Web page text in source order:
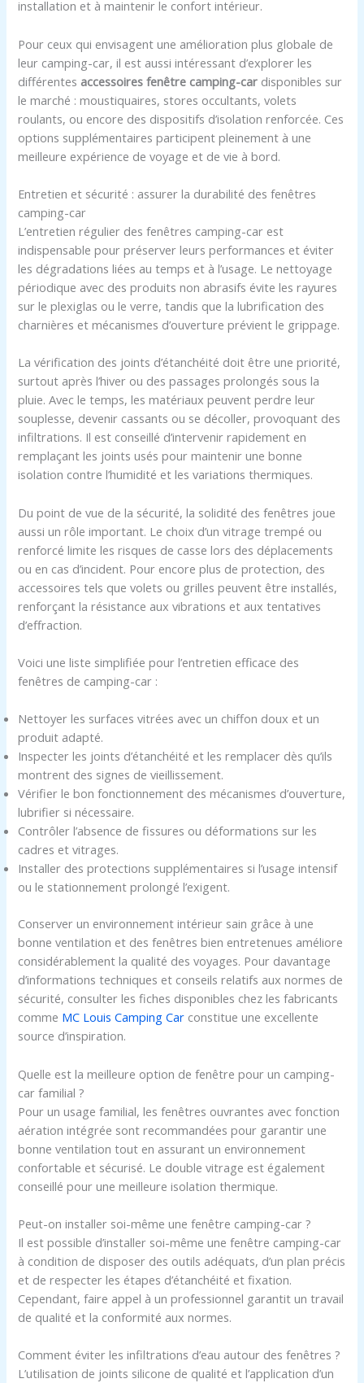
installation et à maintenir le confort intérieur.
Pour ceux qui envisagent une amélioration plus globale de
leur camping-car, il est aussi intéressant d’explorer les
différentes accessoires fenêtre camping-car disponibles sur
le marché : moustiquaires, stores occultants, volets
roulants, ou encore des dispositifs d’isolation renforcée. Ces
options supplémentaires participent pleinement à une
meilleure expérience de voyage et de vie à bord.
Entretien et sécurité : assurer la durabilité des fenêtres
camping-car
L’entretien régulier des fenêtres camping-car est
indispensable pour préserver leurs performances et éviter
les dégradations liées au temps et à l’usage. Le nettoyage
périodique avec des produits non abrasifs évite les rayures
sur le plexiglas ou le verre, tandis que la lubrification des
charnières et mécanismes d’ouverture prévient le grippage.
La vérification des joints d’étanchéité doit être une priorité,
surtout après l’hiver ou des passages prolongés sous la
pluie. Avec le temps, les matériaux peuvent perdre leur
souplesse, devenir cassants ou se décoller, provoquant des
infiltrations. Il est conseillé d’intervenir rapidement en
remplaçant les joints usés pour maintenir une bonne
isolation contre l’humidité et les variations thermiques.
Du point de vue de la sécurité, la solidité des fenêtres joue
aussi un rôle important. Le choix d’un vitrage trempé ou
renforcé limite les risques de casse lors des déplacements
ou en cas d’incident. Pour encore plus de protection, des
accessoires tels que volets ou grilles peuvent être installés,
renforçant la résistance aux vibrations et aux tentatives
d’effraction.
Voici une liste simplifiée pour l’entretien efficace des
fenêtres de camping-car :
Nettoyer les surfaces vitrées avec un chiffon doux et un
produit adapté.
Inspecter les joints d’étanchéité et les remplacer dès qu’ils
montrent des signes de vieillissement.
Vérifier le bon fonctionnement des mécanismes d’ouverture,
lubrifier si nécessaire.
Contrôler l’absence de fissures ou déformations sur les
cadres et vitrages.
Installer des protections supplémentaires si l’usage intensif
ou le stationnement prolongé l’exigent.
Conserver un environnement intérieur sain grâce à une
bonne ventilation et des fenêtres bien entretenues améliore
considérablement la qualité des voyages. Pour davantage
d’informations techniques et conseils relatifs aux normes de
sécurité, consulter les fiches disponibles chez les fabricants
comme MC Louis Camping Car constitue une excellente
source d’inspiration.
Quelle est la meilleure option de fenêtre pour un camping-
car familial ?
Pour un usage familial, les fenêtres ouvrantes avec fonction
aération intégrée sont recommandées pour garantir une
bonne ventilation tout en assurant un environnement
confortable et sécurisé. Le double vitrage est également
conseillé pour une meilleure isolation thermique.
Peut-on installer soi-même une fenêtre camping-car ?
Il est possible d’installer soi-même une fenêtre camping-car
à condition de disposer des outils adéquats, d’un plan précis
et de respecter les étapes d’étanchéité et fixation.
Cependant, faire appel à un professionnel garantit un travail
de qualité et la conformité aux normes.
Comment éviter les infiltrations d’eau autour des fenêtres ?
L’utilisation de joints silicone de qualité et l’application d’un